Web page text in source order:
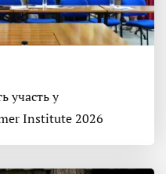
участь у
Institute 2026